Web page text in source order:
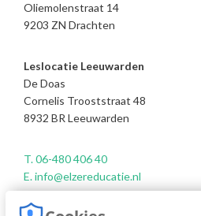
Oliemolenstraat 14
9203 ZN Drachten
Leslocatie Leeuwarden
De Doas
Cornelis Trooststraat 48
8932 BR Leeuwarden
T. 06-480 406 40
E. info@elzereducatie.nl